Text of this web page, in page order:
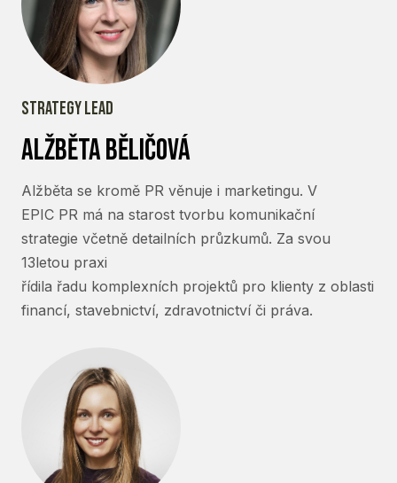
strategy lead
alžběta běličová
Alžběta se kromě PR věnuje i marketingu. V
EPIC PR má na starost tvorbu komunikační
strategie včetně detailních průzkumů. Za svou
13letou praxi
řídila řadu komplexních projektů pro klienty z oblasti
financí, stavebnictví, zdravotnictví či práva.